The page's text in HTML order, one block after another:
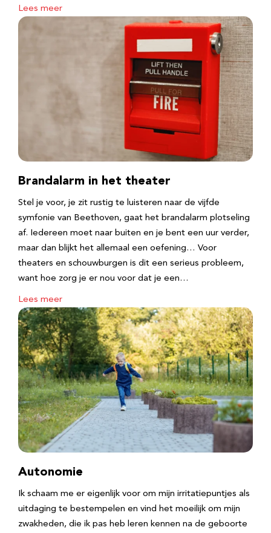
Lees meer
Brandalarm in het theater
Stel je voor, je zit rustig te luisteren naar de vijfde
symfonie van Beethoven, gaat het brandalarm plotseling
af. Iedereen moet naar buiten en je bent een uur verder,
maar dan blijkt het allemaal een oefening… Voor
theaters en schouwburgen is dit een serieus probleem,
want hoe zorg je er nou voor dat je een…
Lees meer
Autonomie
Ik schaam me er eigenlijk voor om mijn irritatiepuntjes als
uitdaging te bestempelen en vind het moeilijk om mijn
zwakheden, die ik pas heb leren kennen na de geboorte